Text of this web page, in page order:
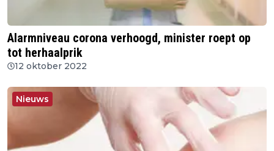
Alarmniveau corona verhoogd, minister roept op
tot herhaalprik
12 oktober 2022
Nieuws